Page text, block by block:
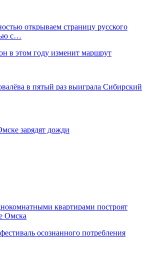
открываем страницу русского
с…
в этом году изменит маршрут
в пятый раз выиграла Сибирский
зарядят дожди
квартирами построят
Омска
осознанного потребления